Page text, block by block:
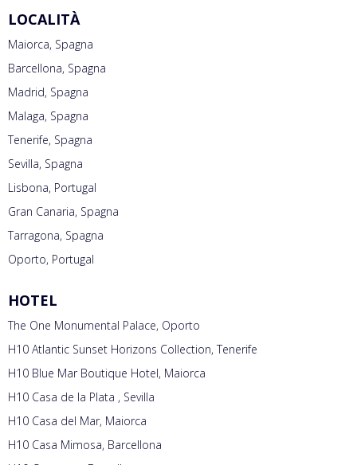
LOCALITÀ
Maiorca, Spagna
Barcellona, Spagna
Madrid, Spagna
Malaga, Spagna
Tenerife, Spagna
Sevilla, Spagna
Lisbona, Portugal
Gran Canaria, Spagna
Tarragona, Spagna
Oporto, Portugal
HOTEL
The One Monumental Palace, Oporto
H10 Atlantic Sunset Horizons Collection, Tenerife
H10 Blue Mar Boutique Hotel, Maiorca
H10 Casa de la Plata , Sevilla
H10 Casa del Mar, Maiorca
H10 Casa Mimosa, Barcellona